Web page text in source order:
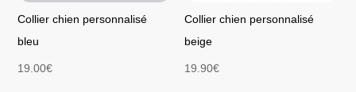
Collier chien personnalisé
bleu
19.00€
Collier chien personnalisé
beige
19.90€